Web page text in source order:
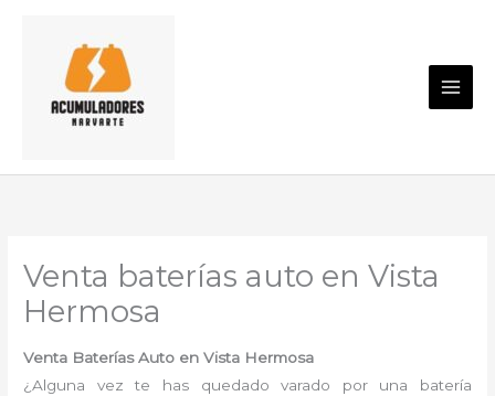
contenido
Venta baterías auto en Vista
Hermosa
Venta Baterías Auto en Vista Hermosa
¿Alguna vez te has quedado varado por una batería